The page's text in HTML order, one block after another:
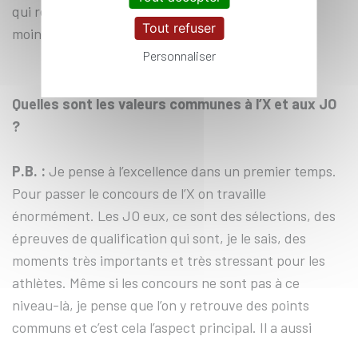
qui requièrent des talents différents et où l’on est
moins seul face à soi-même.
Quelles sont les valeurs communes à l’X et aux JO
?
P.B. : Je pense à l’excellence dans un premier temps.
Pour passer le concours de l’X on travaille
énormément. Les JO eux, ce sont des sélections, des
épreuves de qualification qui sont, je le sais, des
moments très importants et très stressant pour les
athlètes. Même si les concours ne sont pas à ce
niveau-là, je pense que l’on y retrouve des points
communs et c’est cela l’aspect principal. Il a aussi
Tout refuser
Personnaliser